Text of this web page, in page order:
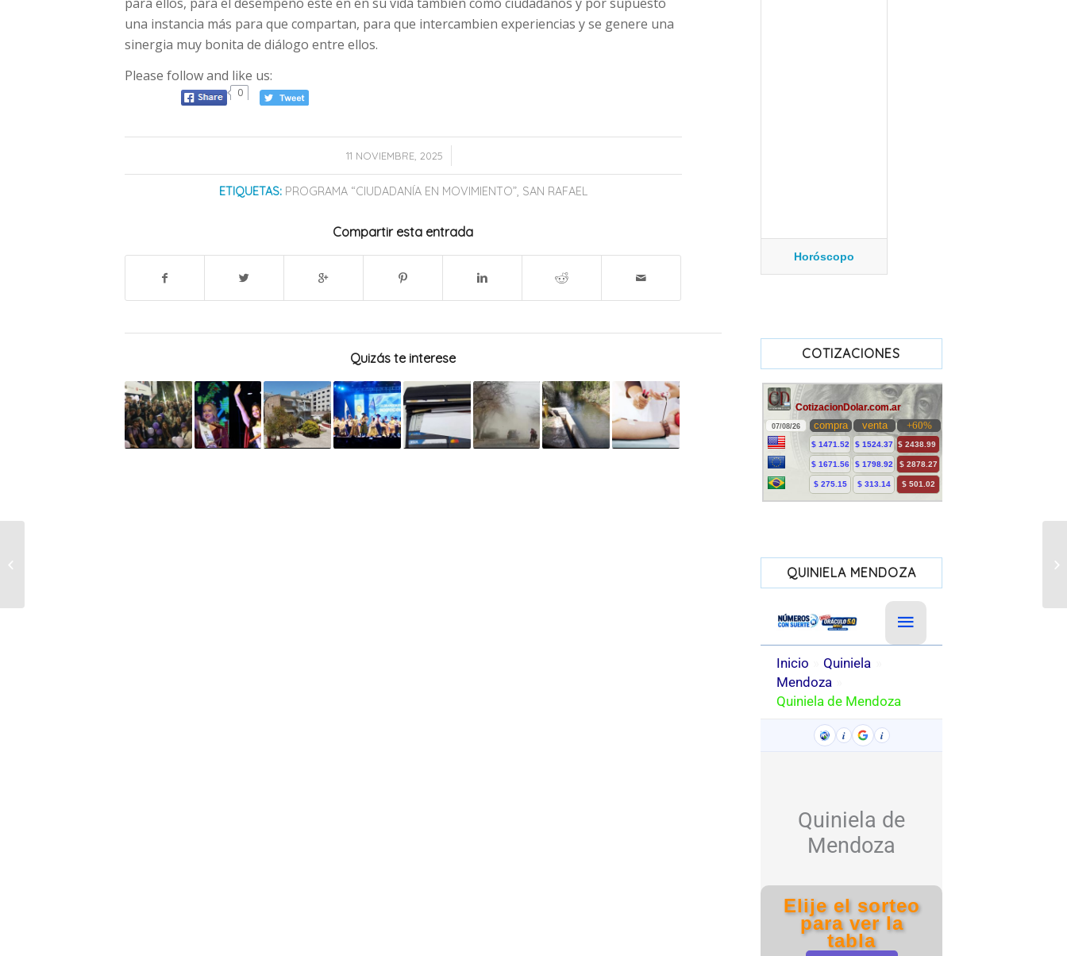
una instancia más para que compartan, para que intercambien experiencias y se genere una
sinergia muy bonita de diálogo entre ellos.
Please follow and like us:
0
11 NOVIEMBRE, 2025
/
ETIQUETAS: PROGRAMA “CIUDADANÍA EN MOVIMIENTO”, SAN RAFAEL
Compartir esta entrada
Quizás te interese
Horóscopo
COTIZACIONES
QUINIELA MENDOZA